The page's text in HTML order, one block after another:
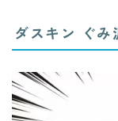
ダスキン ぐみ